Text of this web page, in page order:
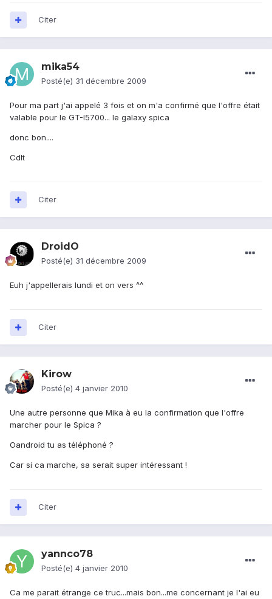
Citer
mika54
Posté(e) 31 décembre 2009
Pour ma part j'ai appelé 3 fois et on m'a confirmé que l'offre était
valable pour le GT-I5700... le galaxy spica
donc bon....
Cdlt
Citer
DroidO
Posté(e) 31 décembre 2009
Euh j'appellerais lundi et on vers ^^
Citer
Kirow
Posté(e) 4 janvier 2010
Une autre personne que Mika à eu la confirmation que l'offre
marcher pour le Spica ?
Oandroid tu as téléphoné ?
Car si ca marche, sa serait super intéressant !
Citer
yannco78
Posté(e) 4 janvier 2010
Ca me parait étrange ce truc...mais bon...me concernant je l'ai eu